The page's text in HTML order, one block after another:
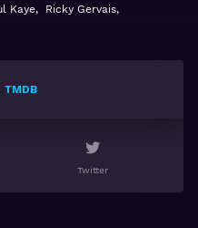
Kaye, Ricky Gervais,
TMDB
Twitter